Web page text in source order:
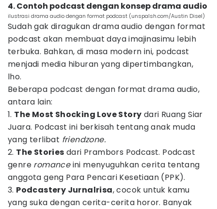
4. Contoh podcast dengan konsep drama audio
ilustrasi drama audio dengan format podcast (unspalsh.com/Austin Disel)
Sudah gak diragukan drama audio dengan format
podcast akan membuat daya imajinasimu lebih
terbuka. Bahkan, di masa modern ini, podcast
menjadi media hiburan yang dipertimbangkan,
lho.
Beberapa podcast dengan format drama audio,
antara lain:
1. The Most Shocking Love Story dari Ruang Siar
Juara. Podcast ini berkisah tentang anak muda
yang terlibat friendzone.
2. The Stories dari Prambors Podcast. Podcast
genre romanceini menyuguhkan cerita tentang
anggota geng Para Pencari Kesetiaan (PPK).
3. Podcastery Jurnalrisa, cocok untuk kamu
yang suka dengan cerita-cerita horor. Banyak